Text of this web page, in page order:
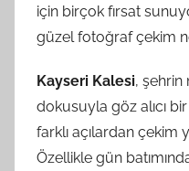
için birçok fırsat
güzel fotoğraf çekim
Kayseri Kalesi, şehrin
dokusuyla göz alıcı
farklı açılardan çekim
Özellikle gün